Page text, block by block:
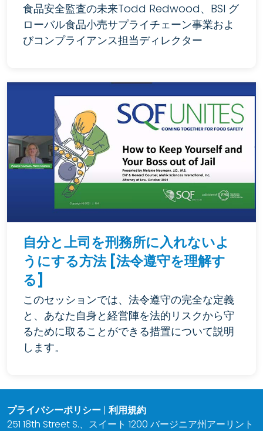
食品安全監査の未来Todd Redwood、BSI グ
ローバル食品小売サプライチェーン事業およ
びコンプライアンス担当ディレクター
自分と上司を刑務所に入れないよ
うにする方法 [法令遵守を理解す
る]
このセッションでは、法令遵守の完全な定義
と、あなた自身と経営陣を法的リスクから守
るために取ることができる措置について説明
します。
プライバシーポリシー | 利用規約
251 18th Street S.、スイート 1200 バージニア州アーリント